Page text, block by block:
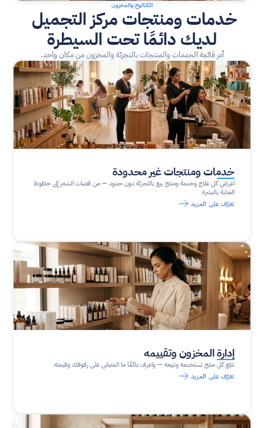
الكتالوج والمخزون
لديك دائمًا تحت السيطرة
أدر قائمة الخدمات والمنتجات بالتجزئة والمخزون من مكان واحد.
خدمات ومنتجات غير محدودة
العناية بالبشرة.
تعرّف على المزيد
إدارة المخزون وتقييمه
تتبّع كل منتج تستخدمه وتبيعه — واعرف دائمًا ما المتبقي على رفوفك وقيمته.
تعرّف على المزيد